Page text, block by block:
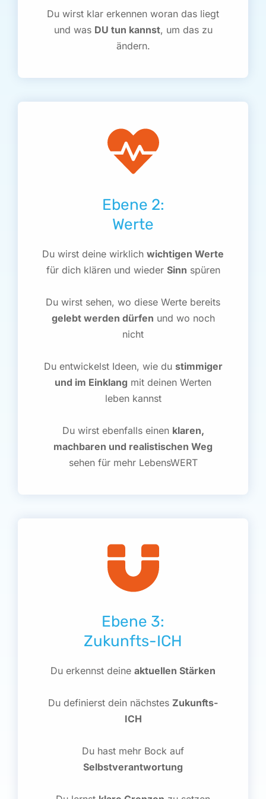
Du wirst klar erkennen woran das liegt
und was DU tun kannst, um das zu
ändern.
Ebene 2:
Werte
Du wirst deine wirklich wichtigen Werte
für dich klären und wieder Sinn spüren
Du wirst sehen, wo diese Werte bereits
gelebt werden dürfen und wo noch
nicht
Du entwickelst Ideen, wie du stimmiger
und im Einklang mit deinen Werten
leben kannst
Du wirst ebenfalls einen klaren,
machbaren und realistischen Weg
sehen für mehr LebensWERT
Ebene 3:
Zukunfts-ICH
Du erkennst deine aktuellen Stärken
Du definierst dein nächstes Zukunfts-
ICH
Du hast mehr Bock auf
Selbstverantwortung